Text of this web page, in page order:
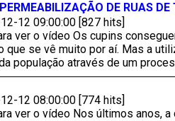
DE RUAS DE
12 09:00:00 [827 hits]
ver o vídeo Os cupins
que se vê muito por aí. Mas a
população através de um
12 08:00:00 [774 hits]
ver o vídeo Nos últimos anos,